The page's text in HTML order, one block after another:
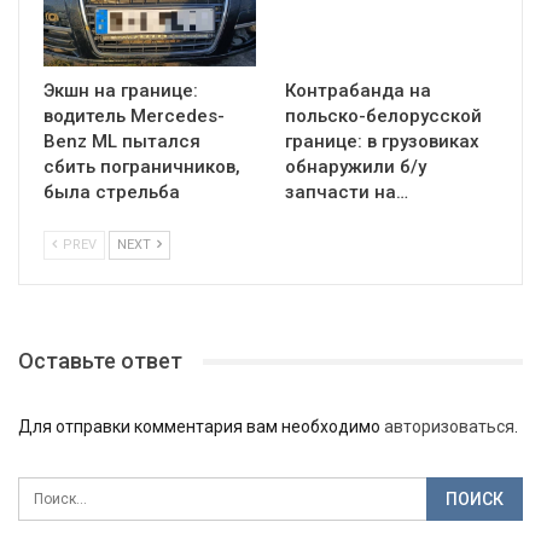
Экшн на границе:
водитель Mercedes-
Benz ML пытался
сбить пограничников,
была стрельба
Контрабанда на
польско-белорусской
границе: в грузовиках
обнаружили б/у
запчасти на…
PREV NEXT
Оставьте ответ
Для отправки комментария вам необходимо авторизоваться.